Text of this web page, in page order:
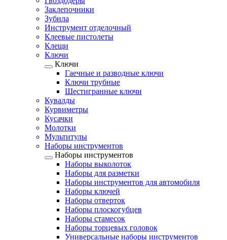
Заклепочники
Зубила
Инструмент отделочный
Клеевые пистолеты
Клещи
Ключи
Ключи
Гаечные и разводные ключи
Ключи трубные
Шестигранные ключи
Кувалды
Курвиметры
Кусачки
Молотки
Мультитулы
Наборы инструментов
Наборы инструментов
Наборы выколоток
Наборы для разметки
Наборы инструментов для автомобиля
Наборы ключей
Наборы отверток
Наборы плоскогубцев
Наборы стамесок
Наборы торцевых головок
Универсальные наборы инструментов